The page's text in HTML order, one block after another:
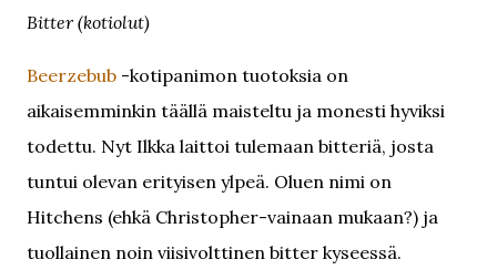
Bitter (kotiolut)
Beerzebub -kotipanimon tuotoksia on
aikaisemminkin täällä maisteltu ja monesti hyviksi
todettu. Nyt Ilkka laittoi tulemaan bitteriä, josta
tuntui olevan erityisen ylpeä. Oluen nimi on
Hitchens (ehkä Christopher-vainaan mukaan?) ja
tuollainen noin viisivolttinen bitter kyseessä.